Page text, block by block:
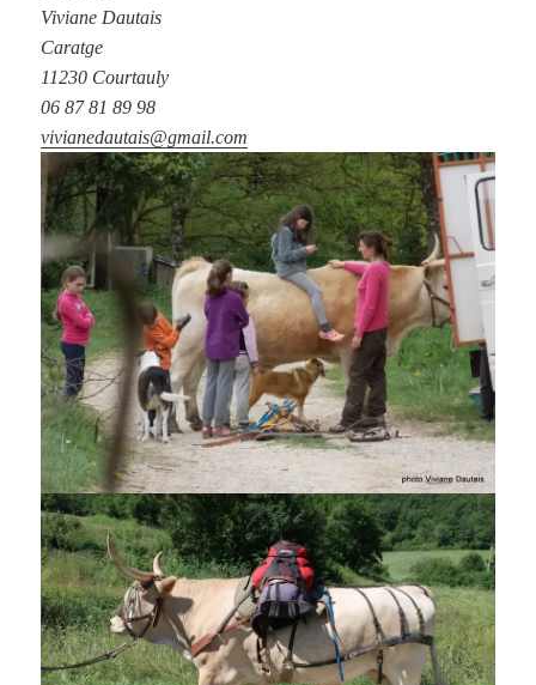
Viviane Dautais
Caratge
11230 Courtauly
06 87 81 89 98
vivianedautais@gmail.com